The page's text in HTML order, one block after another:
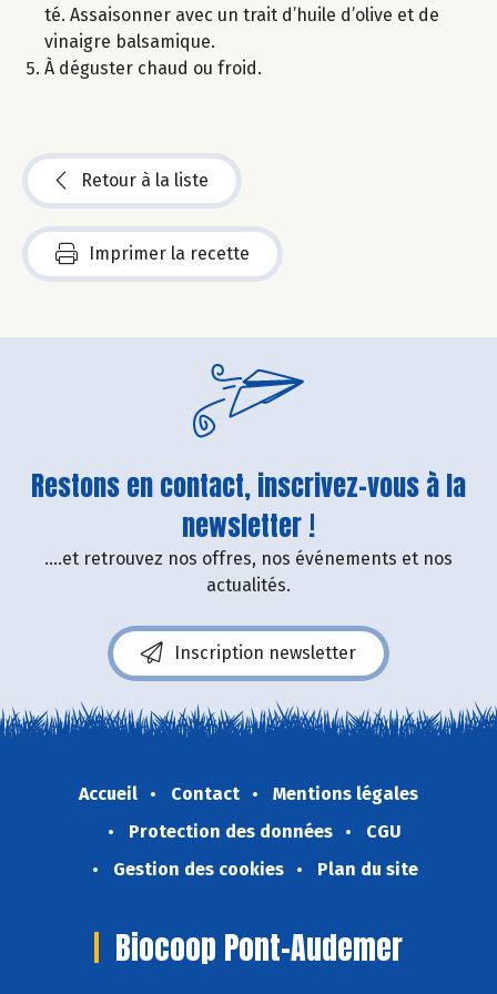
té. Assaisonner avec un trait d’huile d’olive et de
vinaigre balsamique.
À déguster chaud ou froid.
Retour à la liste
Imprimer la recette
Restons en contact, inscrivez-vous à la
newsletter !
....et retrouvez nos offres, nos événements et nos
actualités.
Inscription newsletter
Accueil Contact
Mentions légales
Protection des données
CGU
Gestion des cookies
Plan du site
Biocoop Pont-Audemer